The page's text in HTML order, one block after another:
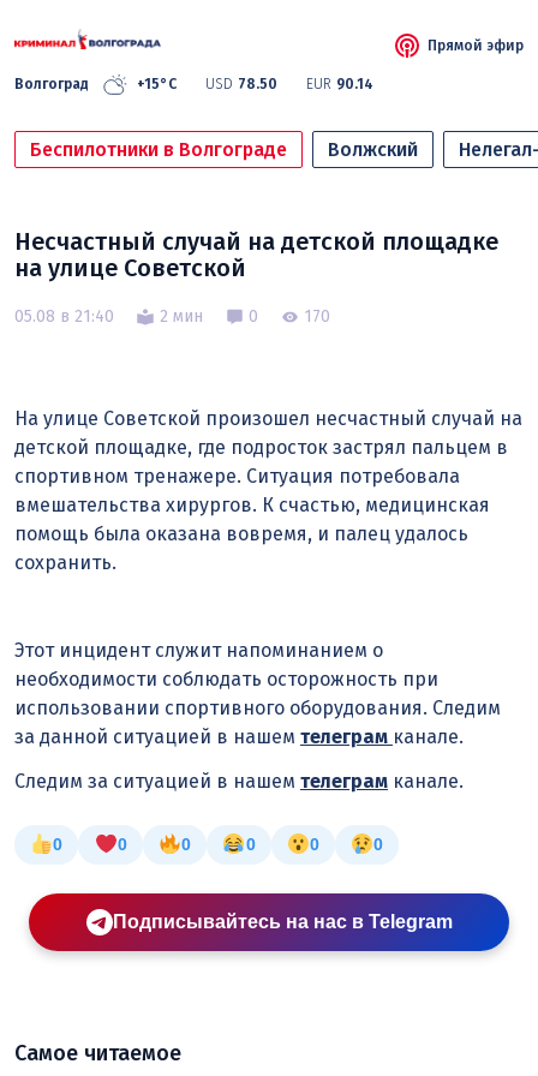
Волгоград +15°C USD 78.50 EUR 90.14
Прямой эфир
Беспилотники в Волгограде Волжский
Несчастный случай на детской площадке
на улице Советской
05.08 в 21:40 2 мин 0 170
На улице Советской произошел несчастный случай на
детской площадке, где подросток застрял пальцем в
спортивном тренажере. Ситуация потребовала
вмешательства хирургов. К счастью, медицинская
помощь была оказана вовремя, и палец удалось
сохранить.
Этот инцидент служит напоминанием о
необходимости соблюдать осторожность при
использовании спортивного оборудования. Следим
за данной ситуацией в нашем телеграм канале.
Следим за ситуацией в нашем телеграм канале.
0 0 0 0 0 0
Подписывайтесь на нас в Telegram
Самое читаемое